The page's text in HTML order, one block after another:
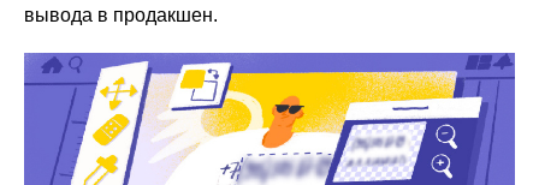
вывода в продакшен.